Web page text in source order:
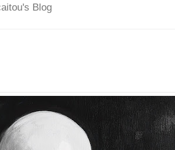
Blog